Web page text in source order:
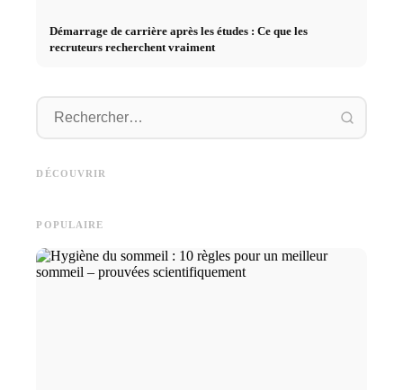
Démarrage de carrière après les études : Ce que les
recruteurs recherchent vraiment
DÉCOUVRIR
Deutschlandstipendium, BAföG
und smarte Spartipps
POPULAIRE